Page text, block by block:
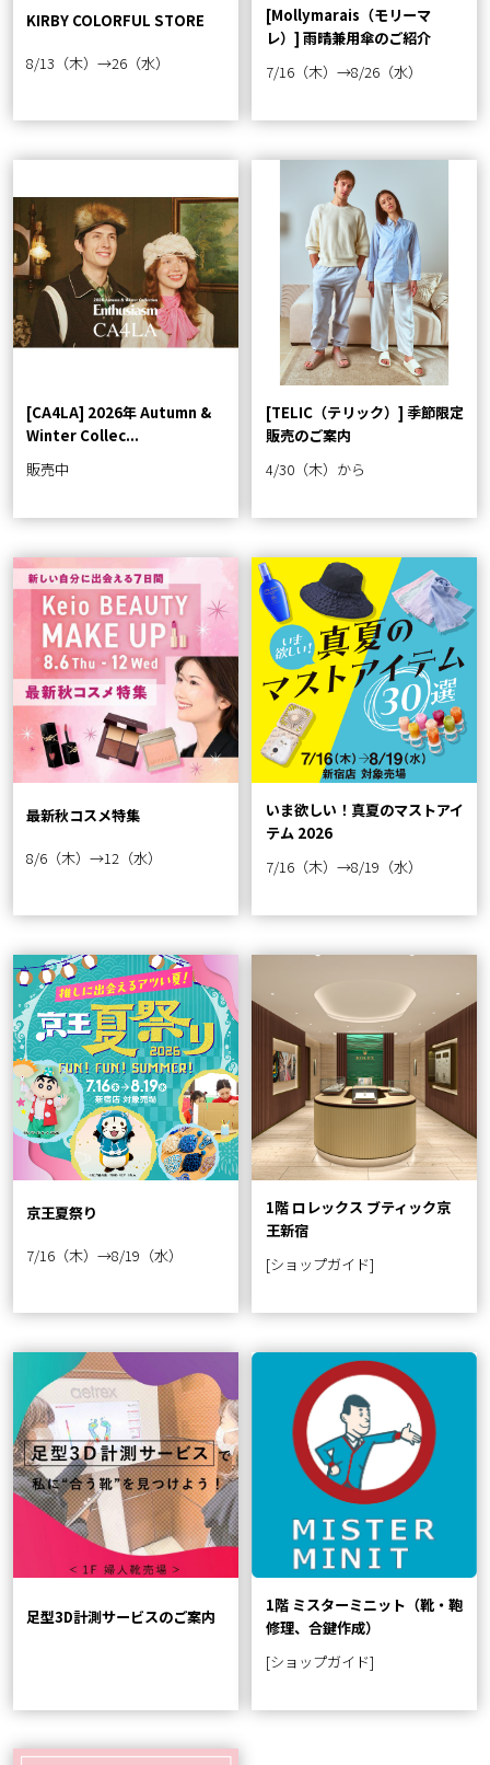
KIRBY COLORFUL STORE
8/13（木）→26（水）
[Mollymarais（モリーマ
レ）] 雨晴兼用傘のご紹介
7/16（木）→8/26（水）
[CA4LA] 2026年 Autumn &
Winter Collec...
販売中
[TELIC（テリック）] 季節限定
販売のご案内
4/30（木）から
最新秋コスメ特集
8/6（木）→12（水）
いま欲しい！真夏のマストアイ
テム 2026
7/16（木）→8/19（水）
京王夏祭り
7/16（木）→8/19（水）
1階 ロレックス ブティック京
王新宿
[ショップガイド]
足型3D計測サービスのご案内
1階 ミスターミニット（靴・鞄
修理、合鍵作成）
[ショップガイド]